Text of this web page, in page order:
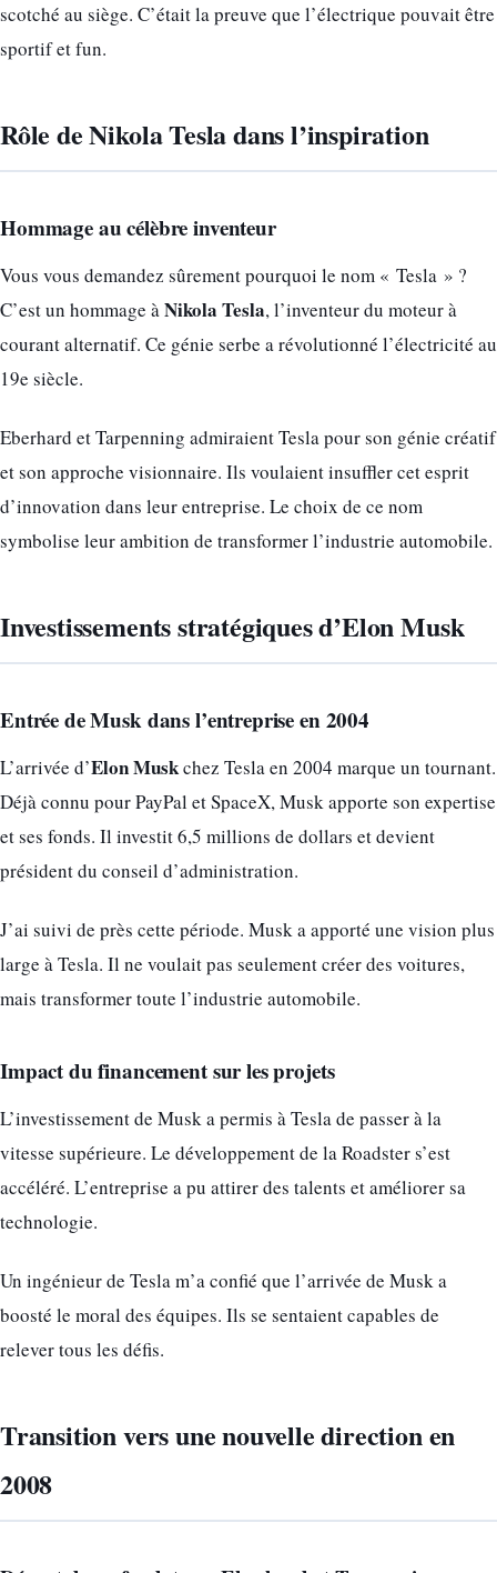
scotché au siège. C’était la preuve que l’électrique pouvait être
sportif et fun.
Rôle de Nikola Tesla dans l’inspiration
Hommage au célèbre inventeur
Vous vous demandez sûrement pourquoi le nom « Tesla » ?
C’est un hommage àNikola Tesla, l’inventeur du moteur à
courant alternatif. Ce génie serbe a révolutionné l’électricité au
19e siècle.
Eberhard et Tarpenning admiraient Tesla pour son génie créatif
et son approche visionnaire. Ils voulaient insuffler cet esprit
d’innovation dans leur entreprise. Le choix de ce nom
symbolise leur ambition de transformer l’industrie automobile.
Investissements stratégiques d’Elon Musk
Entrée de Musk dans l’entreprise en 2004
L’arrivée d’Elon Muskchez Tesla en 2004 marque un tournant.
Déjà connu pour PayPal et SpaceX, Musk apporte son expertise
et ses fonds. Il investit 6,5 millions de dollars et devient
président du conseil d’administration.
J’ai suivi de près cette période. Musk a apporté une vision plus
large à Tesla. Il ne voulait pas seulement créer des voitures,
mais transformer toute l’industrie automobile.
Impact du financement sur les projets
L’investissement de Musk a permis à Tesla de passer à la
vitesse supérieure. Le développement de la Roadster s’est
accéléré. L’entreprise a pu attirer des talents et améliorer sa
technologie.
Un ingénieur de Tesla m’a confié que l’arrivée de Musk a
boosté le moral des équipes. Ils se sentaient capables de
relever tous les défis.
Transition vers une nouvelle direction en
2008